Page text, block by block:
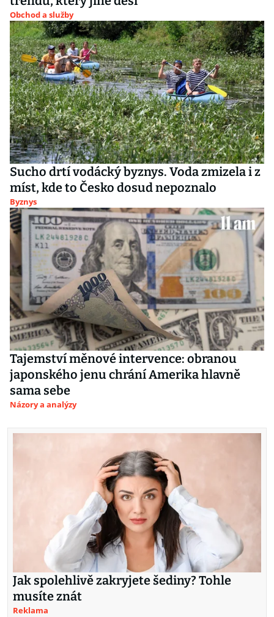
Obchod a služby
Sucho drtí vodácký byznys. Voda zmizela i z
míst, kde to Česko dosud nepoznalo
Byznys
Tajemství měnové intervence: obranou
japonského jenu chrání Amerika hlavně
sama sebe
Názory a analýzy
Jak spolehlivě zakryjete šediny? Tohle
musíte znát
Reklama